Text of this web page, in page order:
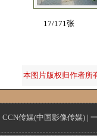
17/171张
本图片版权归作者所
CCN传媒(中国影像传媒) |